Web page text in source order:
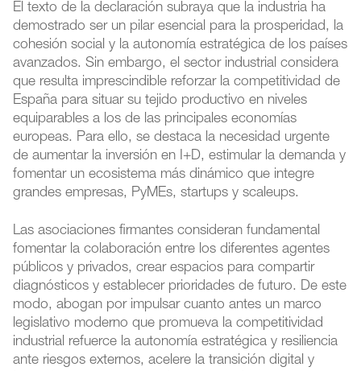
El texto de la declaración subraya que la industria ha
demostrado ser un pilar esencial para la prosperidad, la
cohesión social y la autonomía estratégica de los países
avanzados. Sin embargo, el sector industrial considera
que resulta imprescindible reforzar la competitividad de
España para situar su tejido productivo en niveles
equiparables a los de las principales economías
europeas. Para ello, se destaca la necesidad urgente
de aumentar la inversión en I+D, estimular la demanda y
fomentar un ecosistema más dinámico que integre
grandes empresas, PyMEs, startups y scaleups.
Las asociaciones firmantes consideran fundamental
fomentar la colaboración entre los diferentes agentes
públicos y privados, crear espacios para compartir
diagnósticos y establecer prioridades de futuro. De este
modo, abogan por impulsar cuanto antes un marco
legislativo moderno que promueva la competitividad
industrial refuerce la autonomía estratégica y resiliencia
ante riesgos externos, acelere la transición digital y